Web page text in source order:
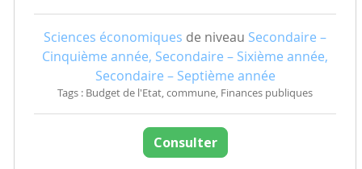
Sciences économiques de niveau Secondaire –
Cinquième année, Secondaire – Sixième année,
Secondaire – Septième année
Tags : Budget de l'Etat, commune, Finances publiques
Consulter